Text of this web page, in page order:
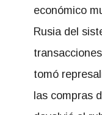
económico
Rusia del
tomó
las compras